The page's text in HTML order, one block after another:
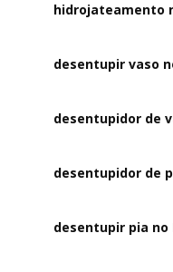
hidrojateamento
desentupir vaso
desentupidor de
desentupidor de
desentupir pia no